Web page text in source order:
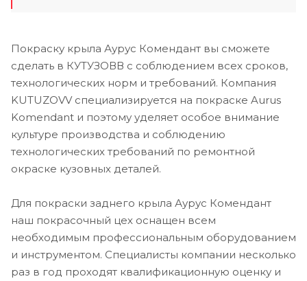
Покраску крыла Аурус Комендант вы сможете
сделать в КУТУЗОВВ с соблюдением всех сроков,
технологических норм и требований. Компания
KUTUZOVV специализируется на покраске Aurus
Komendant и поэтому уделяет особое внимание
культуре производства и соблюдению
технологических требований по ремонтной
окраске кузовных деталей.
Для покраски заднего крыла Аурус Комендант
наш покрасочный цех оснащен всем
необходимым профессиональным оборудованием
и инструментом. Специалисты компании несколько
раз в год проходят квалификационную оценку и